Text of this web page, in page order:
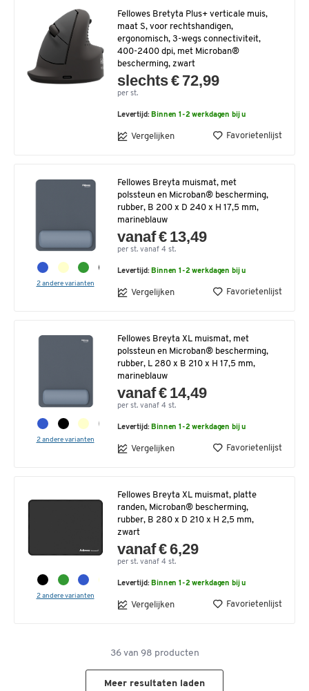
Fellowes Bretyta Plus+ verticale muis,
maat S, voor rechtshandigen,
ergonomisch, 3-wegs connectiviteit,
400-2400 dpi, met Microban®
bescherming, zwart
slechts € 72,99
per st.
Levertijd: Binnen 1-2 werkdagen bij u
Vergelijken Favorietenlijst
2 andere varianten
Fellowes Breyta muismat, met
polssteun en Microban® bescherming,
rubber, B 200 x D 240 x H 17,5 mm,
marineblauw
vanaf € 13,49
per st. vanaf 4 st.
Levertijd: Binnen 1-2 werkdagen bij u
Vergelijken Favorietenlijst
2 andere varianten
Fellowes Breyta XL muismat, met
polssteun en Microban® bescherming,
rubber, L 280 x B 210 x H 17,5 mm,
marineblauw
vanaf € 14,49
per st. vanaf 4 st.
Levertijd: Binnen 1-2 werkdagen bij u
Vergelijken Favorietenlijst
2 andere varianten
Fellowes Breyta XL muismat, platte
randen, Microban® bescherming,
rubber, B 280 x D 210 x H 2,5 mm,
zwart
vanaf € 6,29
per st. vanaf 4 st.
Levertijd: Binnen 1-2 werkdagen bij u
Vergelijken Favorietenlijst
36van 98 producten
Meer resultaten laden